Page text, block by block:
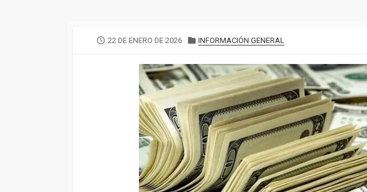
FECHA
PUBLICACIÓN
22 DE ENERO DE 2026 CATEGORÍAS
INFORMACIÓN GENERAL